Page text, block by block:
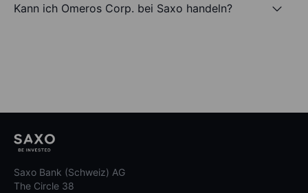
Kann ich Omeros Corp. bei Saxo handeln?
Saxo Bank (Schweiz) AG
The Circle 38